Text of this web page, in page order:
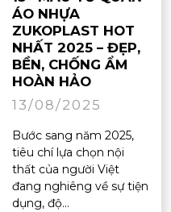
ÁO NHỰA
ZUKOPLAST HOT
NHẤT 2025 – ĐẸP,
BỀN, CHỐNG ẨM
HOÀN HẢO
13/08/2025
Bước sang năm 2025,
tiêu chí lựa chọn nội
thất của người Việt
đang nghiêng về sự tiện
dụng, độ...